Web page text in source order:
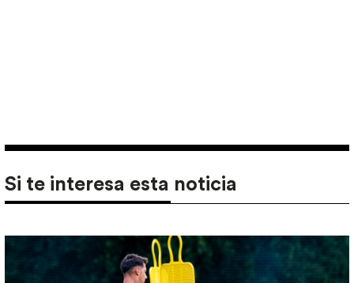
Si te interesa esta noticia